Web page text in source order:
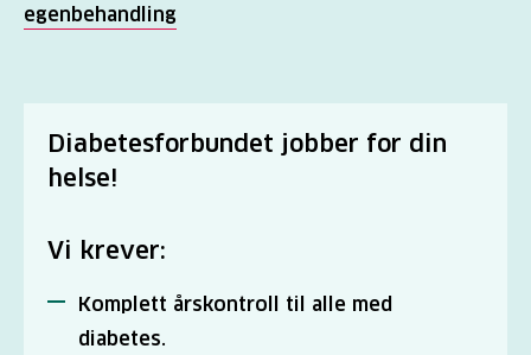
egenbehandling
Diabetesforbundet jobber for din
helse!
Vi krever:
Komplett årskontroll til alle med
diabetes.